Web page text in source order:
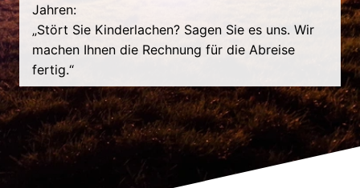
Jahren:
„Stört Sie Kinderlachen? Sagen Sie es uns. Wir
machen Ihnen die Rechnung für die Abreise
fertig.“